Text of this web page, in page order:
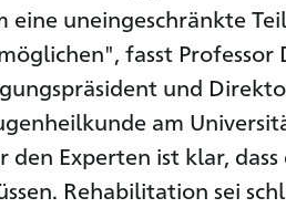
eine uneingeschränkte
fasst Professor
und
am
den Experten ist klar,
Rehabilitation sei